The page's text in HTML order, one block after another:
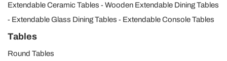
Extendable Ceramic Tables
Wooden Extendable Dining Tables
Extendable Glass Dining Tables
Extendable Console Tables
Tables
Round Tables